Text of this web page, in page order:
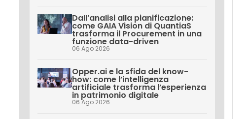
Dall’analisi alla pianificazione:
come GAIA Vision di QuantiaS
trasforma il Procurement in una
funzione data-driven
06 Ago 2026
Opper.ai e la sfida del know-
how: come l’intelligenza
artificiale trasforma l’esperienza
in patrimonio digitale
06 Ago 2026